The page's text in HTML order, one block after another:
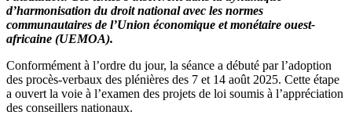
conformes
de
l’UEMOA
d’harmonisation du droit national avec les normes
communautaires de l’Union économique et monétaire ouest-
africaine (UEMOA).
Conformément à l’ordre du jour, la séance a débuté par l’adoption
des procès-verbaux des plénières des 7 et 14 août 2025. Cette étape
a ouvert la voie à l’examen des projets de loi soumis à l’appréciation
des conseillers nationaux.